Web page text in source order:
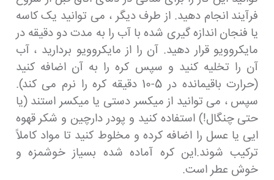
فرآیند انجام دهید. از طرف دیگر ، می توانید یک کاسه
یا فنجان اندازه گیری شده با آب را به مدت دو دقیقه در
مایکروویو قرار دهید. آن را از مایکروویو بردارید ، آب
آن را تخلیه کنید و سپس کره را به آن اضافه کنید
(حرارت باقیمانده در 5-10 دقیقه کره را نرم می کند).
سپس ، می توانید از میکسر دستی یا میکسر استند (یا
حتی چنگال!) استفاده کنید و پودر دارچین و شکر قهوه
ایی یا عسل را اضافه کرده و مخلوط کنید تا مواد کاملاً
ترکیب شوند.این کره آماده شده بسیاز خوشمزه و
خوش عطر است.